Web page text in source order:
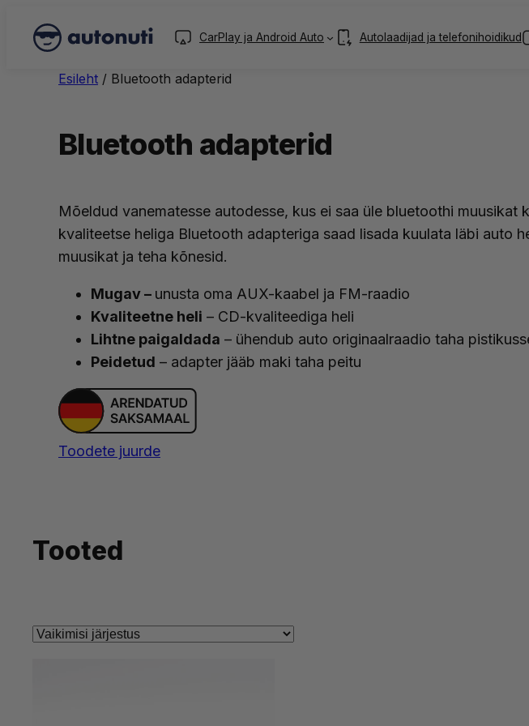
CarPlay ja Android Auto Autolaadijad ja telefonihoidikud
Esileht / Bluetooth adapterid
Bluetooth adapterid
Mõeldud vanematesse autodesse, kus ei saa üle bluetoothi muusikat
kvaliteetse heliga Bluetooth adapteriga saad lisada kuulata läbi auto
muusikat ja teha kõnesid.
Mugav – unusta oma AUX-kaabel ja FM-raadio
Kvaliteetne heli – CD-kvaliteediga heli
Lihtne paigaldada – ühendub auto originaalraadio taha
Peidetud – adapter jääb maki taha peitu
Toodete juurde
Tooted